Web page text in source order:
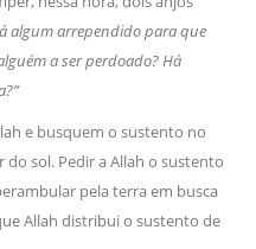
algum arrependido para que
a ser perdoado? Há
e busquem o sustento no
sol. Pedir a Allah o sustento
pela terra em busca
Allah distribui o sustento de